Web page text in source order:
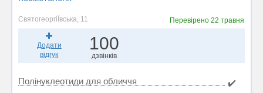
СвятогеоргіЇвська, 11 Перевірено22 травня
Додати
відгук
100
дзвінків
Полінуклеотиди для обличчя
✔️